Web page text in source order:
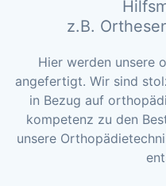
z.B.
Hier werden unsere
angefertigt. Wir sind
in Bezug auf
kompetenz zu den
unsere